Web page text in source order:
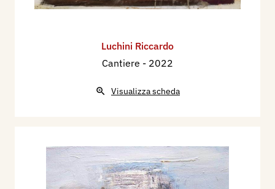
Luchini Riccardo
Cantiere - 2022
Visualizza scheda